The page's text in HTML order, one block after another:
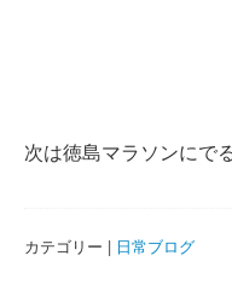
次は徳島マラソンにで
カテゴリー | 日常ブログ